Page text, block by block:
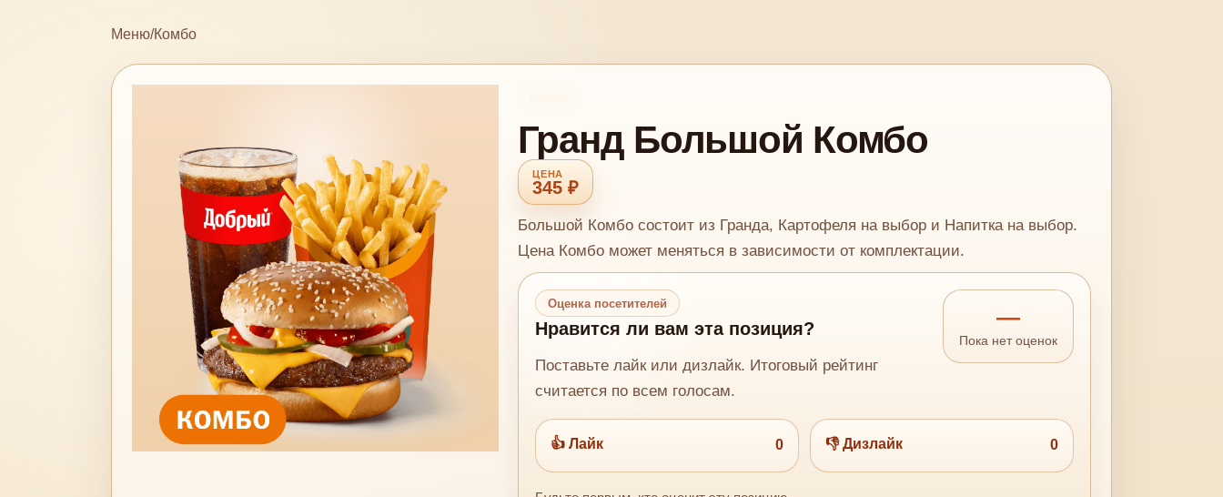
Меню/Комбо
Гранд Большой Комбо
345 ₽
Большой Комбо состоит из Гранда, Картофеля на выбор и Напитка на выбор.
Цена Комбо может меняться в зависимости от комплектации.
Оценка посетителей
Нравится ли вам эта позиция?
Поставьте лайк или дизлайк. Итоговый рейтинг
считается по всем голосам.
—
Пока нет оценок
👍 Лайк 0 👎 Дизлайк 0